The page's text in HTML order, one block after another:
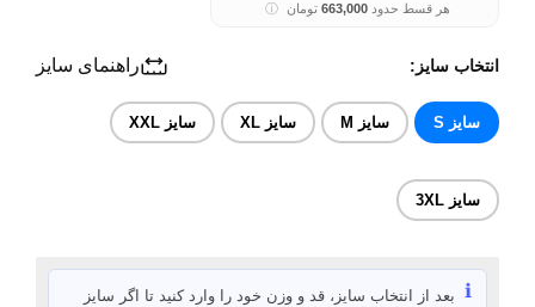
هر قسط حدود663,000 تومان ⓘ
انتخاب سایز: راهنمای سایز
سایز S سایز M سایز XL سایز XXL
سایز 3XL
ℹ️ بعد از انتخاب سایز، قد و وزن خود را وارد کنید تا اگر سایز